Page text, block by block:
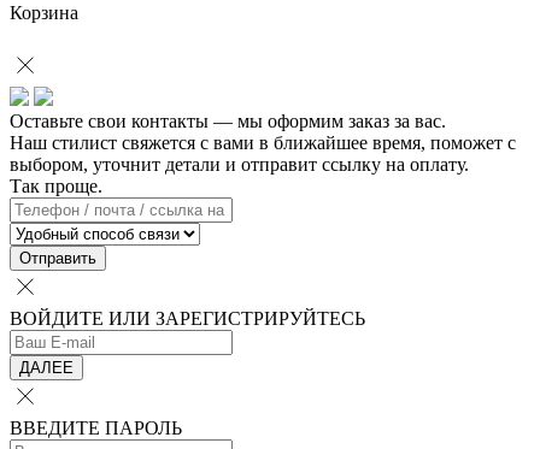
Корзина
Оставьте свои контакты — мы оформим заказ за вас.
Наш стилист свяжется с вами в ближайшее время, поможет с
выбором, уточнит детали и отправит ссылку на оплату.
Так проще.
Отправить
ВОЙДИТЕ ИЛИ ЗАРЕГИСТРИРУЙТЕСЬ
ДАЛЕЕ
ВВЕДИТЕ ПАРОЛЬ